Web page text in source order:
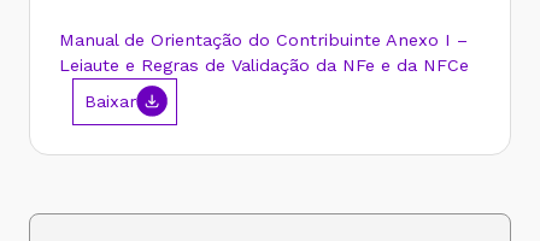
Manual de Orientação do Contribuinte Anexo I –
Leiaute e Regras de Validação da NFe e da NFCe
Baixar